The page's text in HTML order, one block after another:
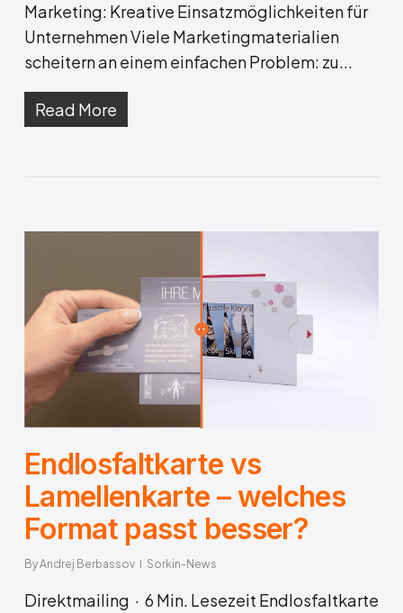
Marketing: Kreative Einsatzmöglichkeiten für
Unternehmen Viele Marketingmaterialien
scheitern an einem einfachen Problem: zu...
Read More
Endlosfaltkarte vs
Lamellenkarte – welches
Format passt besser?
ByAndrej Berbassov Sorkin-News
Direktmailing · 6 Min. Lesezeit Endlosfaltkarte